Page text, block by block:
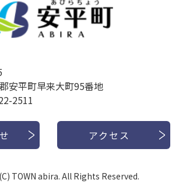
安平町早来大町95番地
2511
アクセス
TOWN abira. All Rights Reserved.